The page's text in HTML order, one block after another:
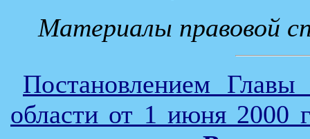
Материалы правовой
Постановлением
области от 1 июня